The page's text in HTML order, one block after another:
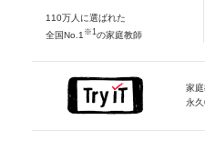
110万人に選ばれた
全国No.1 ※1 の家庭教師
家
永